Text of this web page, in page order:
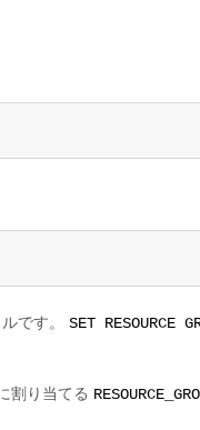
です。 SET RESOURCE
割り当てる